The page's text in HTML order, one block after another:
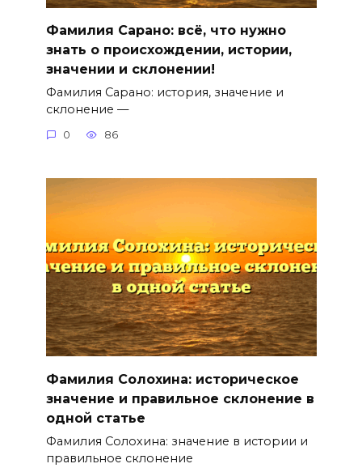
Фамилия Сарано: всё, что нужно
знать о происхождении, истории,
значении и склонении!
Фамилия Сарано: история, значение и
склонение —
0 86
Фамилия Солохина: историческое
значение и правильное склонение в
одной статье
Фамилия Солохина: значение в истории и
правильное склонение